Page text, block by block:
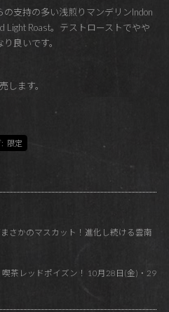
支持の多い浅煎りマンデリンIndon
Light Roast。テストローストでやや
良いです。
します。
限定
さかのマスカット！進化し続ける雲南
茶レッドポイズン！ 10月28日(金)・29